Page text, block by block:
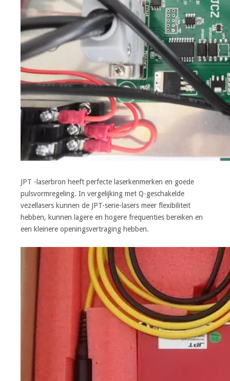
JPT -laserbron heeft perfecte laserkenmerken en goede
pulsvormregeling. In vergelijking met Q-geschakelde
vezellasers kunnen de JPT-serie-lasers meer flexibiliteit
hebben, kunnen lagere en hogere frequenties bereiken en
een kleinere openingsvertraging hebben.